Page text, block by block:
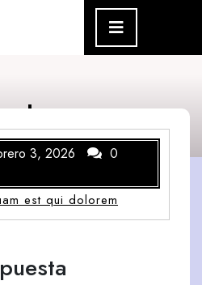
Open
Ipsum
3, 2026
0
est qui dolorem